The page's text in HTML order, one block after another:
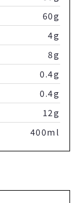
60g
4g
8g
0.4g
0.4g
12g
400ml